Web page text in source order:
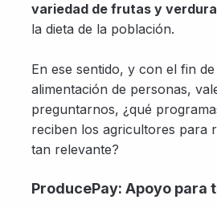
variedad de frutas y
la dieta de la población.
En ese sentido, y con el fin
alimentación de personas,
preguntarnos, ¿qué
reciben los agricultores para
tan relevante?
ProducePay: Apoyo para